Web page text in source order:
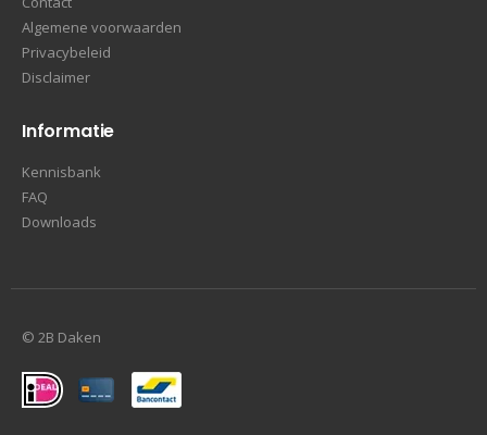
Algemene voorwaarden
Privacybeleid
Disclaimer
Informatie
Kennisbank
FAQ
Downloads
© 2B Daken